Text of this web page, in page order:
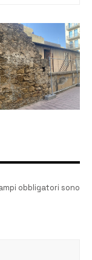
obbligatori sono